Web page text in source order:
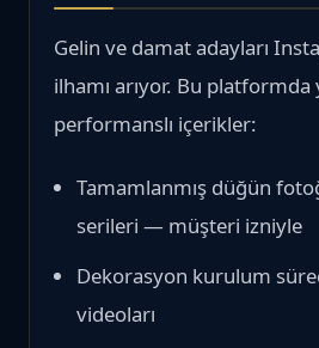
Gelin ve damat adayları
ilhamı arıyor. Bu platformda
performanslı içerikler:
Tamamlanmış düğün
serileri — müşteri izniyle
Dekorasyon kurulum
videoları